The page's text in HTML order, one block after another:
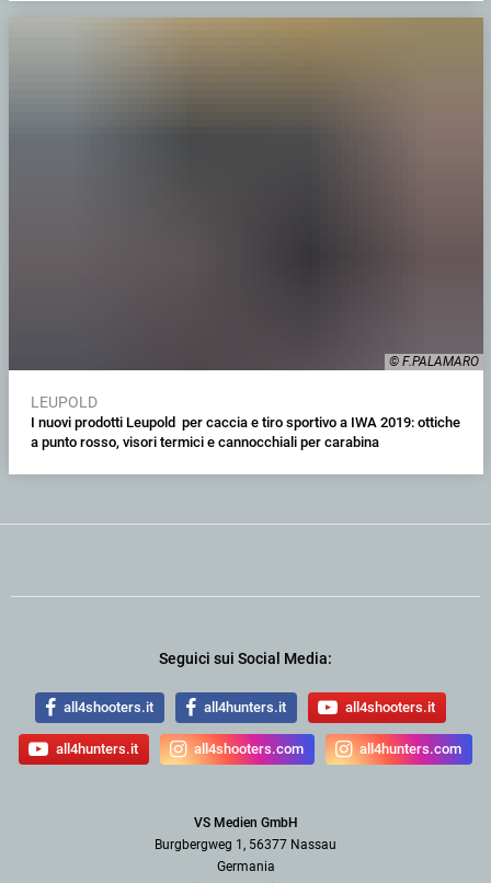
© F.PALAMARO
LEUPOLD
I nuovi prodotti Leupold per caccia e tiro sportivo a IWA 2019: ottiche
a punto rosso, visori termici e cannocchiali per carabina
Seguici sui Social Media:
all4shooters.it all4hunters.it all4shooters.it
all4hunters.it all4shooters.com all4hunters.com
VS Medien GmbH
Burgbergweg 1, 56377 Nassau
Germania